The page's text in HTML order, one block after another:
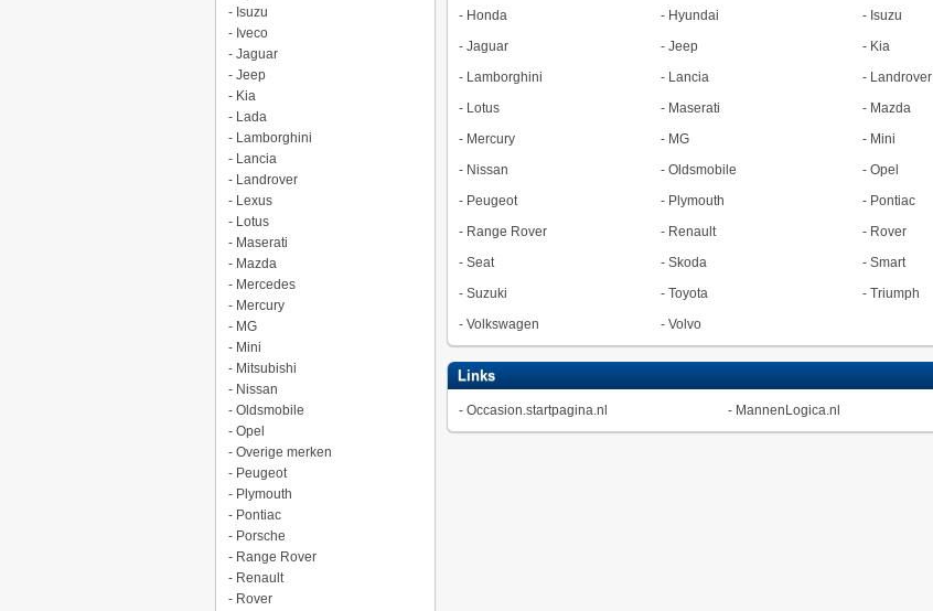
- Isuzu
- Iveco
- Jaguar
- Jeep
- Kia
- Lada
- Lamborghini
- Lancia
- Landrover
- Lexus
- Lotus
- Maserati
- Mazda
- Mercedes
- Mercury
- MG
- Mini
- Mitsubishi
- Nissan
- Oldsmobile
- Opel
- Overige merken
- Peugeot
- Plymouth
- Pontiac
- Porsche
- Range Rover
- Renault
- Rover
- Honda - Hyundai - Isuzu
- Jaguar - Jeep - Kia
- Lamborghini - Lancia - Landrover
- Lotus - Maserati - Mazda
- Mercury - MG - Mini
- Nissan - Oldsmobile - Opel
- Peugeot - Plymouth - Pontiac
- Range Rover - Renault - Rover
- Seat - Skoda - Smart
- Suzuki - Toyota - Triumph
- Volkswagen - Volvo
Links
- Occasion.startpagina.nl - MannenLogica.nl